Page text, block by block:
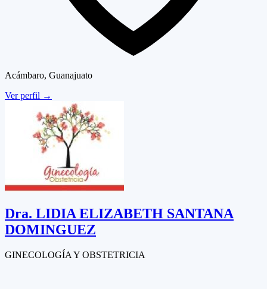
Acámbaro, Guanajuato
Ver perfil →
Dra. LIDIA ELIZABETH SANTANA
DOMINGUEZ
GINECOLOGÍA Y OBSTETRICIA